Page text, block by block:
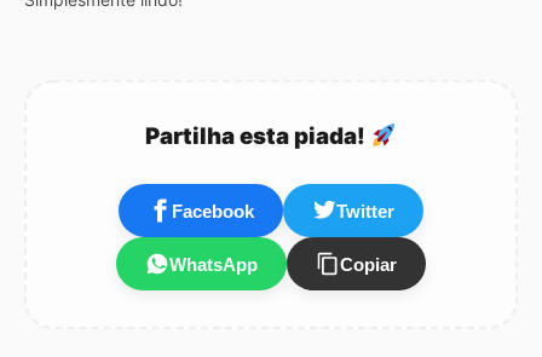
Partilha esta piada!
Facebook Twitter
WhatsApp Copiar